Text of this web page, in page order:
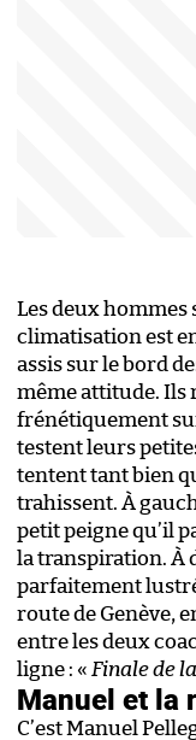
Les deux hommes
climatisation est
assis sur le bord
même attitude. Ils
frénétiquement
testent leurs
tentent tant bien
trahissent. À
petit peigne qu’il
la transpiration. À
parfaitement
route de Genève,
entre les deux
ligne : « Finale de
Manuel et la
C’est Manuel